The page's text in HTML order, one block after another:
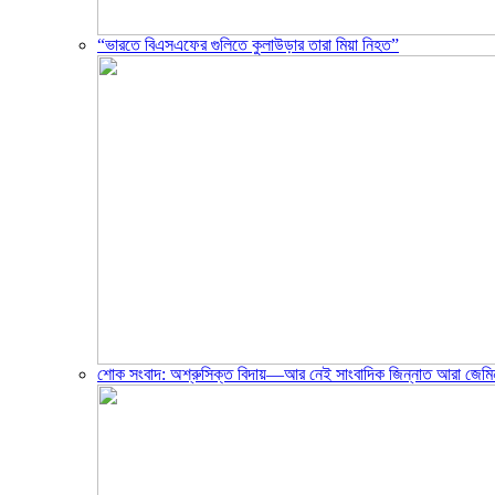
“ভারতে বিএসএফের গুলিতে কুলাউড়ার তারা মিয়া নিহত”
শোক সংবাদ: অশ্রুসিক্ত বিদায়—আর নেই সাংবাদিক জিন্নাত আরা